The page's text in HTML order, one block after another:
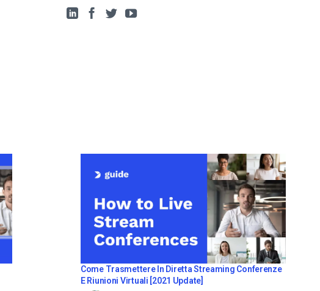
Come Trasmettere In Diretta Streaming Conferenze
E Riunioni Virtuali [2021 Update]